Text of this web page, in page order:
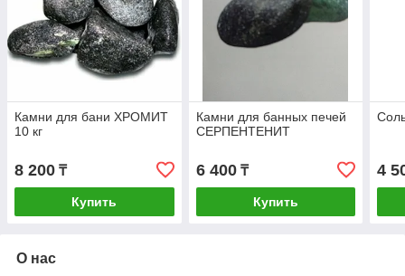
Камни для бани ХРОМИТ
10 кг
8 200 ₸
Купить
Камни для банных печей
СЕРПЕНТЕНИТ
6 400₸
Купить
4
О нас